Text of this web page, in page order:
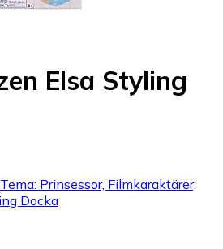
Elsa Styling
Prinsessor, Filmkaraktärer,
Docka